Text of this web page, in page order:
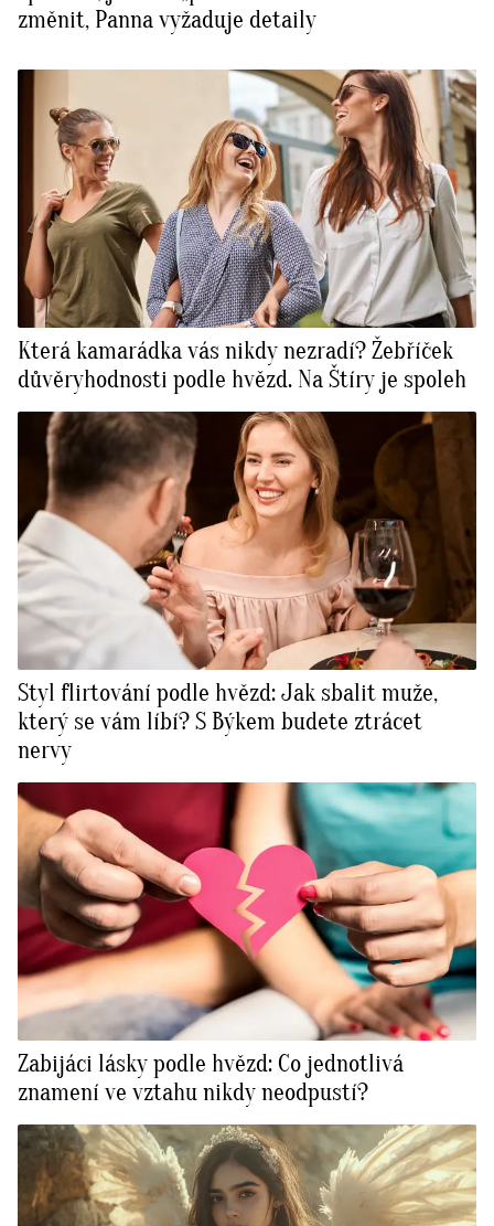
změnit, Panna vyžaduje detaily
Která kamarádka vás nikdy nezradí? Žebříček
důvěryhodnosti podle hvězd. Na Štíry je spoleh
Styl flirtování podle hvězd: Jak sbalit muže,
který se vám líbí? S Býkem budete ztrácet
nervy
Zabijáci lásky podle hvězd: Co jednotlivá
znamení ve vztahu nikdy neodpustí?